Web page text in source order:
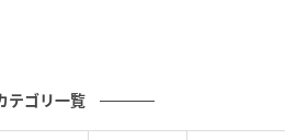
たご飯をすくった後、そのま
テゴリ一覧